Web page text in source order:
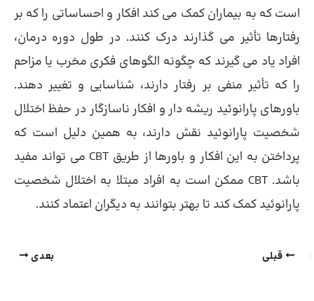
است که به بیماران کمک می کند افکار و احساساتی را که بر
رفتارها تأثیر می گذارند درک کنند. در طول دوره درمان،
افراد یاد می گیرند که چگونه الگوهای فکری مخرب یا مزاحم
را که تأثیر منفی بر رفتار دارند، شناسایی و تغییر دهند.
باورهای پارانوئید ریشه دار و افکار ناسازگار در حفظ اختلال
شخصیت پارانوئید نقش دارند، به همین دلیل است که
پرداختن به این افکار و باورها از طریق CBT می تواند مفید
باشد. CBT ممکن است به افراد مبتلا به اختلال شخصیت
پارانوئید کمک کند تا بهتر بتوانند به دیگران اعتماد کنند.
قبلی بعدی